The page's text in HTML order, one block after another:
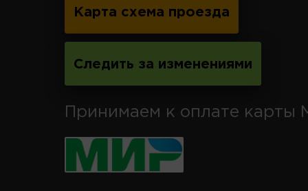
Карта схема проезда
Следить за изменениями
Принимаем к оплате карты